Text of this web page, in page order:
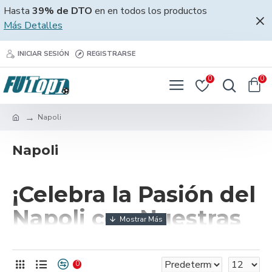
Hasta 39% de DTO en en todos los productos
Más Detalles
INICIAR SESIÓN REGISTRARSE
0 0
Napoli
Napoli
¡Celebra la Pasión del
Napoli con Nuestras
0